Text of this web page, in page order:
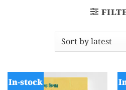
In-stock